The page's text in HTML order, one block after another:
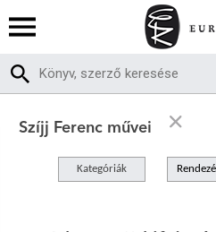
Szíjj Ferenc művei
Kategóriák